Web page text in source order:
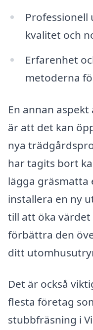
kvalitet och
Erfarenhet
metoderna
En annan
är att det kan
nya
har tagits bort
lägga gräsmatta
installera en ny
till att öka
förbättra den
ditt
Det är också
flesta företag
stubbfräsning i